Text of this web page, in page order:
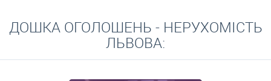
ДОШКА ОГОЛОШЕНЬ - НЕРУХОМІСТЬ
ЛЬВОВА: